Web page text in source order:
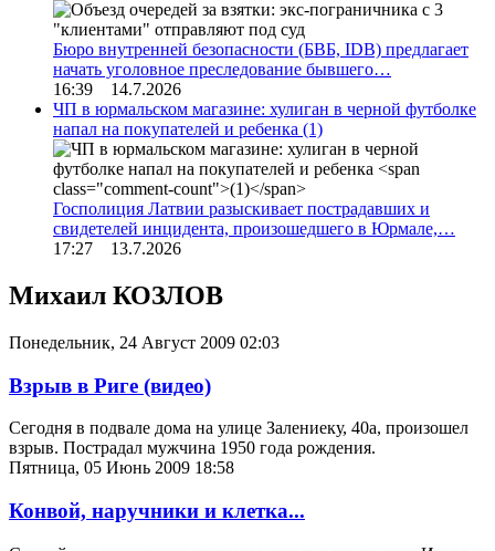
Бюро внутренней безопасности (БВБ, IDB) предлагает
начать уголовное преследование бывшего…
16:39 14.7.2026
ЧП в юрмальском магазине: хулиган в черной футболке
напал на покупателей и ребенка (1)
Госполиция Латвии разыскивает пострадавших и
свидетелей инцидента, произошедшего в Юрмале,…
17:27 13.7.2026
Михаил КОЗЛОВ
Понедельник, 24 Август 2009 02:03
Взрыв в Риге (видео)
Сегодня в подвале дома на улице Залениеку, 40а, произошел
взрыв. Пострадал мужчина 1950 года рождения.
Пятница, 05 Июнь 2009 18:58
Конвой, наручники и клетка...